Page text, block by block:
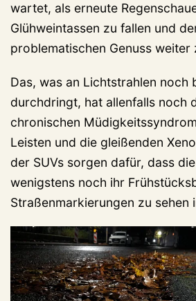
wartet, als erneute
Glühweintassen zu fallen und
problematischen Genuss
Das, was an Lichtstrahlen noch
durchdringt, hat allenfalls noch
chronischen
Leisten und die gleißenden
der SUVs sorgen dafür, dass
wenigstens noch ihr
Straßenmarkierungen zu sehen